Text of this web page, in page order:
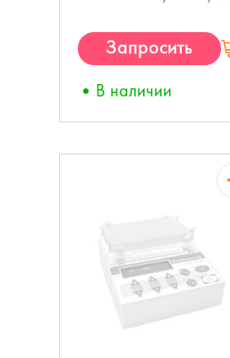
Запросить
В наличии